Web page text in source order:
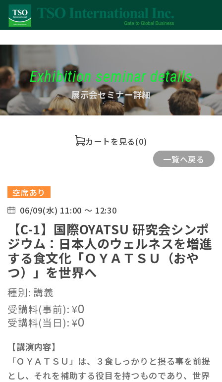
Exhibition seminar details
展示会セミナー詳細
カートを見る(0)
一覧へ戻る
空席あり
06/09(水) 11:00 ～ 12:30
【C-1】国際OYATSU 研究会シンポ
ジウム：日本人のウェルネスを増進
する食文化「ＯＹＡＴＳＵ（おや
つ）」を世界へ
種別: 講義
受講料(事前):¥0
受講料(当日):¥0
【講演内容】
「ＯＹＡＴＳＵ」は、３食しっかりと摂る事を前提
とし、それを補助する役目を持つものであり、世界